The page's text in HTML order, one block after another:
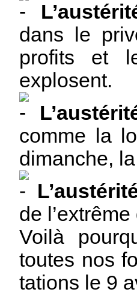
dans le
profits et
explosent.
comme la
dimanche,
de
Voilà
toutes nos
tations le 9